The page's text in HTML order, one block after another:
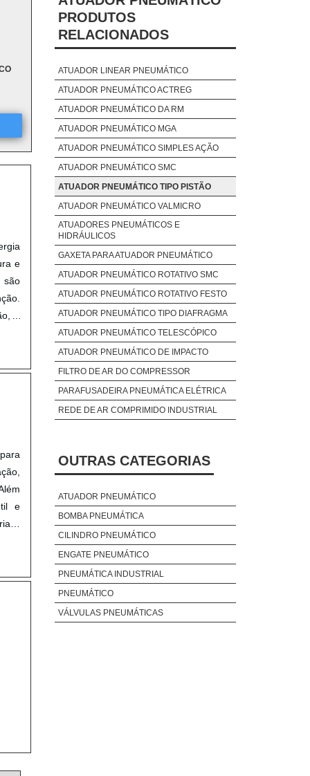
e
são
à
e
PRODUTOS
RELACIONADOS
ATUADOR LINEAR PNEUMÁTICO
ATUADOR PNEUMÁTICO ACTREG
ATUADOR PNEUMÁTICO DA RM
ATUADOR PNEUMÁTICO MGA
ATUADOR PNEUMÁTICO SIMPLES AÇÃO
ATUADOR PNEUMÁTICO SMC
ATUADOR PNEUMÁTICO TIPO PISTÃO
ATUADOR PNEUMÁTICO VALMICRO
ATUADORES PNEUMÁTICOS E
HIDRÁULICOS
GAXETA PARA ATUADOR PNEUMÁTICO
ATUADOR PNEUMÁTICO ROTATIVO SMC
ATUADOR PNEUMÁTICO ROTATIVO FESTO
ATUADOR PNEUMÁTICO TIPO DIAFRAGMA
ATUADOR PNEUMÁTICO TELESCÓPICO
ATUADOR PNEUMÁTICO DE IMPACTO
FILTRO DE AR DO COMPRESSOR
PARAFUSADEIRA PNEUMÁTICA ELÉTRICA
REDE DE AR COMPRIMIDO INDUSTRIAL
OUTRAS CATEGORIAS
ATUADOR PNEUMÁTICO
BOMBA PNEUMÁTICA
CILINDRO PNEUMÁTICO
ENGATE PNEUMÁTICO
PNEUMÁTICA INDUSTRIAL
PNEUMÁTICO
VÁLVULAS PNEUMÁTICAS